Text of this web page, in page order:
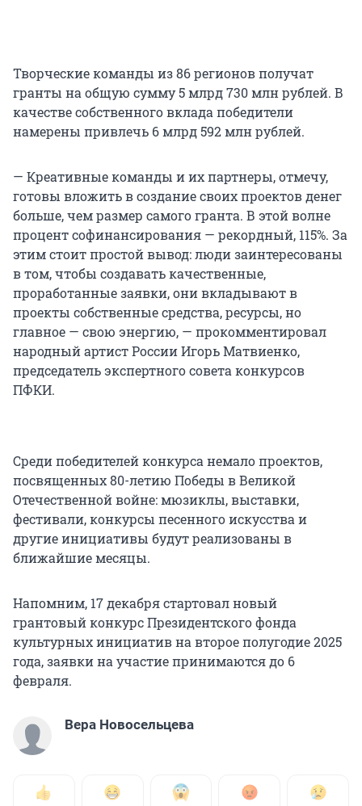
Творческие команды из 86 регионов получат
гранты на общую сумму 5 млрд 730 млн рублей. В
качестве собственного вклада победители
намерены привлечь 6 млрд 592 млн рублей.
— Креативные команды и их партнеры, отмечу,
готовы вложить в создание своих проектов денег
больше, чем размер самого гранта. В этой волне
процент софинансирования — рекордный, 115%. За
этим стоит простой вывод: люди заинтересованы
в том, чтобы создавать качественные,
проработанные заявки, они вкладывают в
проекты собственные средства, ресурсы, но
главное — свою энергию, — прокомментировал
народный артист России Игорь Матвиенко,
председатель экспертного совета конкурсов
ПФКИ.
Среди победителей конкурса немало проектов,
посвященных 80-летию Победы в Великой
Отечественной войне: мюзиклы, выставки,
фестивали, конкурсы песенного искусства и
другие инициативы будут реализованы в
ближайшие месяцы.
Напомним, 17 декабря стартовал новый
грантовый конкурс Президентского фонда
культурных инициатив на второе полугодие 2025
года, заявки на участие принимаются до 6
февраля.
Вера Новосельцева